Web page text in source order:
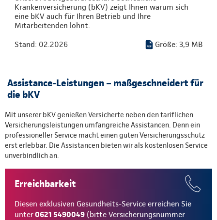
Krankenversicherung (bKV) zeigt Ihnen warum sich
eine bKV auch für Ihren Betrieb und Ihre
Mitarbeitenden lohnt.
Stand: 02.2026 Größe: 3,9 MB
Assistance-Leistungen – maßgeschneidert für
die bKV
Mit unserer bKV genießen Versicherte neben den tariflichen
Versicherungsleistungen umfangreiche Assistancen. Denn ein
professioneller Service macht einen guten Versicherungsschutz
erst erlebbar. Die Assistancen bieten wir als kostenlosen Service
unverbindlich an.
Erreichbarkeit
Diesen exklusiven Gesundheits-Service erreichen Sie
unter0621 5490049 (bitte Versicherungsnummer